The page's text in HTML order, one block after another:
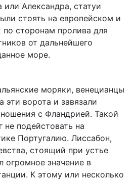
Александра, статуи
стоять на европейском и
по сторонам пролива для
от дальнейшего
море.
моряки, венецианцы
эти ворота и завязали
с Фландрией. Такой
подейстовать на
Португалию. Лиссабон,
стоящий при устье
огромное значение в
К этому или несколько